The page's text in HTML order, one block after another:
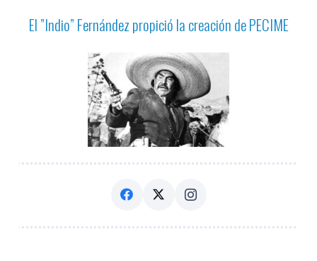
El ”Indio” Fernández propició la creación de PECIME